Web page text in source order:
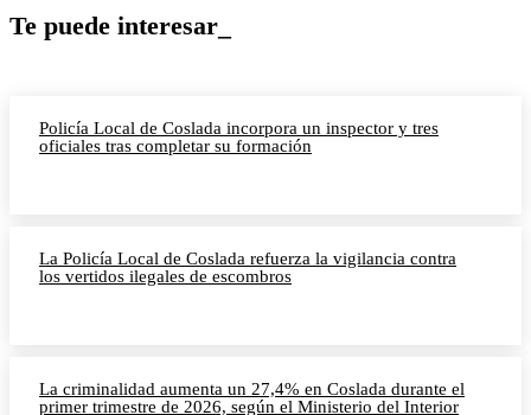
Te puede interesar_
Policía Local de Coslada incorpora un inspector y tres
oficiales tras completar su formación
La Policía Local de Coslada refuerza la vigilancia contra
los vertidos ilegales de escombros
La criminalidad aumenta un 27,4% en Coslada durante el
primer trimestre de 2026, según el Ministerio del Interior